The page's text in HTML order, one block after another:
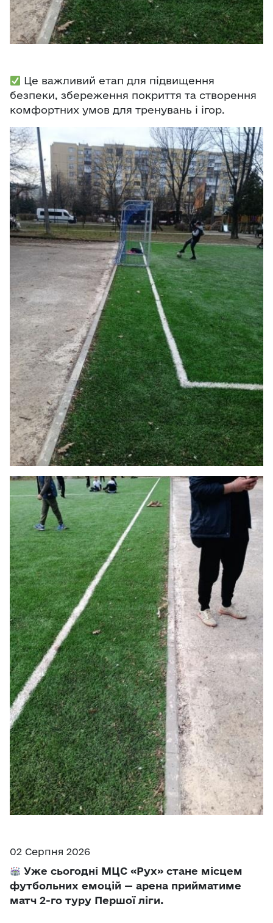
Це важливий етап для підвищення
безпеки, збереження покриття та створення
комфортних умов для тренувань і ігор.
02 Серпня 2026
Уже сьогодні МЦС «Рух» стане місцем
футбольних емоцій — арена прийматиме
матч 2-го туру Першої ліги.